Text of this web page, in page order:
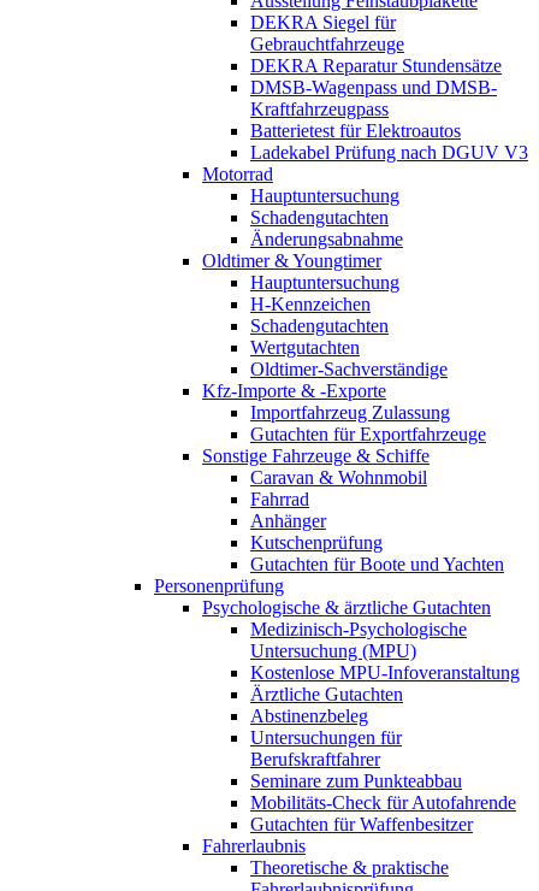
DEKRA Siegel für
Gebrauchtfahrzeuge
DEKRA Reparatur Stundensätze
DMSB-Wagenpass und DMSB-
Kraftfahrzeugpass
Batterietest für Elektroautos
Ladekabel Prüfung nach DGUV V3
Motorrad
Hauptuntersuchung
Schadengutachten
Änderungsabnahme
Oldtimer & Youngtimer
Hauptuntersuchung
H-Kennzeichen
Schadengutachten
Wertgutachten
Oldtimer-Sachverständige
Kfz-Importe & -Exporte
Importfahrzeug Zulassung
Gutachten für Exportfahrzeuge
Sonstige Fahrzeuge & Schiffe
Caravan & Wohnmobil
Fahrrad
Anhänger
Kutschenprüfung
Gutachten für Boote und Yachten
Personenprüfung
Psychologische & ärztliche Gutachten
Medizinisch-Psychologische
Untersuchung (MPU)
Kostenlose MPU-Infoveranstaltung
Ärztliche Gutachten
Abstinenzbeleg
Untersuchungen für
Berufskraftfahrer
Seminare zum Punkteabbau
Mobilitäts-Check für Autofahrende
Gutachten für Waffenbesitzer
Fahrerlaubnis
Theoretische & praktische